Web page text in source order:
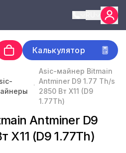
Калькулятор
Asic-майнер Bitmain
Antminer D9 1.77 Th/s
2850 Вт X11 (D9
1.77Th)
Antminer D9
X11 (D9 1.77Th)